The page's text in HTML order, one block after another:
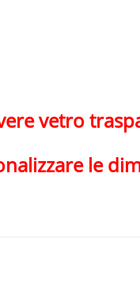
vetro
le